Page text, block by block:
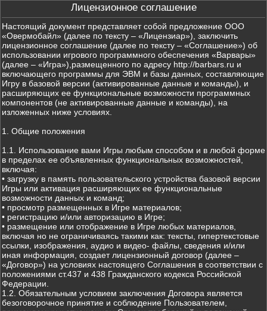
Лицензионное соглашение
Настоящий документ представляет собой предложение ООО
«Овермобайл» (далее по тексту – «Лицензиар»), заключить
лицензионное соглашение (далее по тексту – «Соглашение») об
использовании игрового программного обеспечения «Варвары»
(далее – «Игра»),размещенного по адресу http://barbars.ru и
включающего программы для ЭВМ и базы данных, составляющие
Игру в базовой версии (активированные данные и команды), и
расширяющих ее функциональные возможности программных
компонентов (не активированные данные и команды), на
изложенных ниже условиях.
1. Общие положения
1.1. Использование вами Игры любым способом и в любой форме
в пределах ее объявленных функциональных возможностей,
включая:
• загрузку в память пользовательского устройства базовой версии
Игры или активация расширяющих ее функциональные
возможности данных и команд;
• просмотр размещенных в Игре материалов;
• регистрацию и/или авторизацию в Игре;
• размещение или отображение в Игре любых материалов,
включая но не ограничиваясь такими как: тексты, гипертекстовые
ссылки, изображения, аудио и видео- файлы, сведения и/или
иная информация, создает лицензионный договор (далее –
«Договор») на условиях настоящего Соглашения в соответствии с
положениями ст.437 и 438 Гражданского кодекса Российской
Федерации.
1.2. Обязательным условием заключения Договора является
безоговорочное принятие и соблюдение Пользователем,